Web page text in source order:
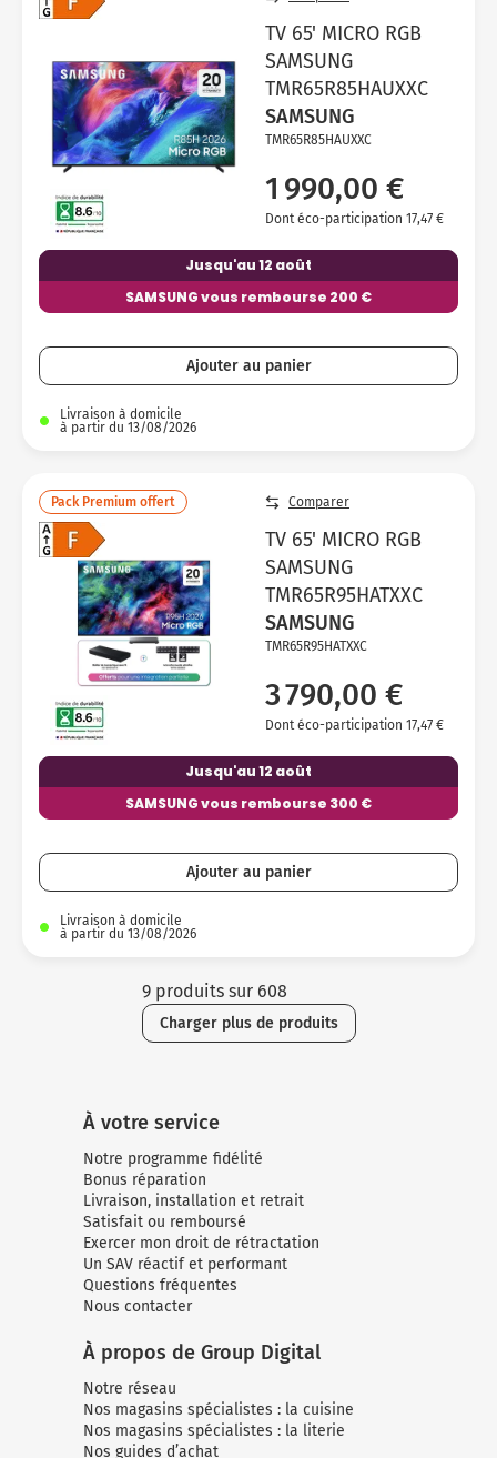
TV 65' MICRO RGB
SAMSUNG
TMR65R85HAUXXC
SAMSUNG
TMR65R85HAUXXC
1 990,00 €
Dont éco-participation 17,47 €
Jusqu'au 12 août
SAMSUNG vous rembourse 200 €
Ajouter au panier
Livraison à domicile
à partir du 13/08/2026
Pack Premium offert Comparer
TV 65' MICRO RGB
SAMSUNG
TMR65R95HATXXC
SAMSUNG
TMR65R95HATXXC
3 790,00 €
Dont éco-participation 17,47 €
Jusqu'au 12 août
SAMSUNG vous rembourse 300 €
Ajouter au panier
Livraison à domicile
à partir du 13/08/2026
9 produits sur 608
Charger plus de produits
À votre service
Notre programme fidélité
Bonus réparation
Livraison, installation et retrait
Satisfait ou remboursé
Exercer mon droit de rétractation
Un SAV réactif et performant
Questions fréquentes
Nous contacter
À propos de Group Digital
Notre réseau
Nos magasins spécialistes : la cuisine
Nos magasins spécialistes : la literie
Nos guides d’achat